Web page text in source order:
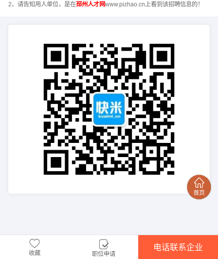
2、请告知用人单位，是在邳州人才网www.pizhao.cn上看到该招聘信息的！
收藏 职位申请
电话联系企业